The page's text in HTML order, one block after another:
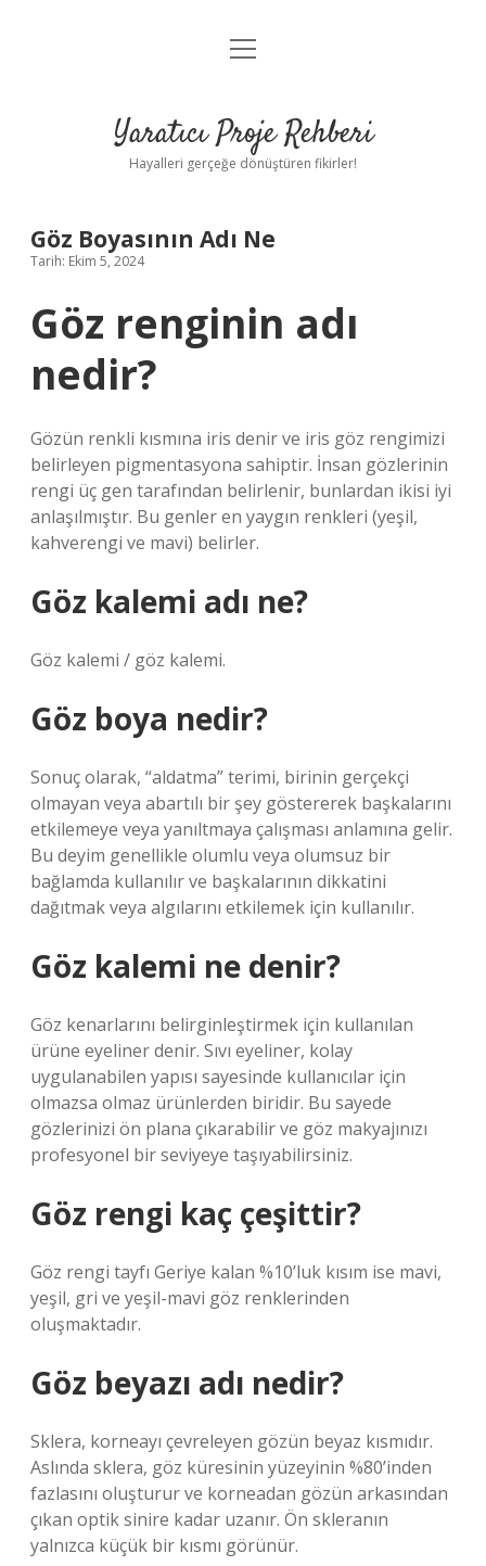
Anasayfa
Yasal Uyarı
menüyü
Yaratıcı Proje Rehberi
Hayalleri gerçeğe dönüştüren fikirler!
Göz Boyasının Adı Ne
Tarih: Ekim 5, 2024
Göz renginin adı
nedir?
Gözün renkli kısmına iris denir ve iris göz rengimizi
belirleyen pigmentasyona sahiptir. İnsan gözlerinin
rengi üç gen tarafından belirlenir, bunlardan ikisi iyi
anlaşılmıştır. Bu genler en yaygın renkleri (yeşil,
kahverengi ve mavi) belirler.
Göz kalemi adı ne?
Göz kalemi / göz kalemi.
Göz boya nedir?
Sonuç olarak, “aldatma” terimi, birinin gerçekçi
olmayan veya abartılı bir şey göstererek başkalarını
etkilemeye veya yanıltmaya çalışması anlamına gelir.
Bu deyim genellikle olumlu veya olumsuz bir
bağlamda kullanılır ve başkalarının dikkatini
dağıtmak veya algılarını etkilemek için kullanılır.
Göz kalemi ne denir?
Göz kenarlarını belirginleştirmek için kullanılan
ürüne eyeliner denir. Sıvı eyeliner, kolay
uygulanabilen yapısı sayesinde kullanıcılar için
olmazsa olmaz ürünlerden biridir. Bu sayede
gözlerinizi ön plana çıkarabilir ve göz makyajınızı
profesyonel bir seviyeye taşıyabilirsiniz.
Göz rengi kaç çeşittir?
Göz rengi tayfı Geriye kalan %10’luk kısım ise mavi,
yeşil, gri ve yeşil-mavi göz renklerinden
oluşmaktadır.
Göz beyazı adı nedir?
Sklera, korneayı çevreleyen gözün beyaz kısmıdır.
Aslında sklera, göz küresinin yüzeyinin %80’inden
fazlasını oluşturur ve korneadan gözün arkasından
çıkan optik sinire kadar uzanır. Ön skleranın
yalnızca küçük bir kısmı görünür.